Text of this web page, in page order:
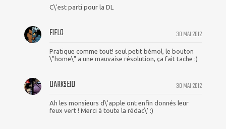
C\'est parti pour la DL
30 MAI 2012
FIFLO
Pratique comme tout! seul petit bémol, le bouton
\"home\" a une mauvaise résolution, ça fait tache :)
30 MAI 2012
DARKSEID
Ah les monsieurs d\'apple ont enfin donnés leur
feux vert ! Merci à toute la rédac\' :)